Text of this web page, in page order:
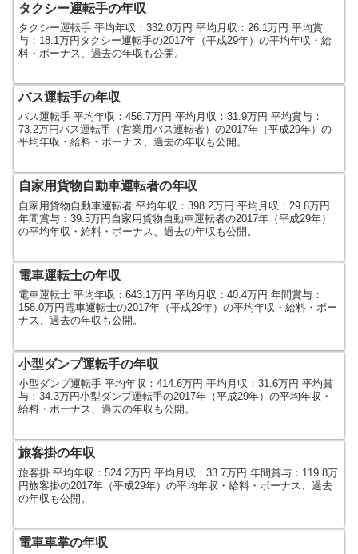
タクシー運転手の年収
タクシー運転手 平均年収：332.0万円 平均月収：26.1万円 平均賞
与：18.1万円タクシー運転手の2017年（平成29年）の平均年収・給
料・ボーナス、過去の年収も公開。
バス運転手の年収
バス運転手 平均年収：456.7万円 平均月収：31.9万円 平均賞与：
73.2万円バス運転手（営業用バス運転者）の2017年（平成29年）の
平均年収・給料・ボーナス、過去の年収も公開。
自家用貨物自動車運転者の年収
自家用貨物自動車運転者 平均年収：398.2万円 平均月収：29.8万円
年間賞与：39.5万円自家用貨物自動車運転者の2017年（平成29年）
の平均年収・給料・ボーナス、過去の年収も公開。
電車運転士の年収
電車運転士 平均年収：643.1万円 平均月収：40.4万円 年間賞与：
158.0万円電車運転士の2017年（平成29年）の平均年収・給料・ボー
ナス、過去の年収も公開。
小型ダンプ運転手の年収
小型ダンプ運転手 平均年収：414.6万円 平均月収：31.6万円 平均賞
与：34.3万円小型ダンプ運転手の2017年（平成29年）の平均年収・
給料・ボーナス、過去の年収も公開。
旅客掛の年収
旅客掛 平均年収：524.2万円 平均月収：33.7万円 年間賞与：119.8万
円旅客掛の2017年（平成29年）の平均年収・給料・ボーナス、過去
の年収も公開。
電車車掌の年収